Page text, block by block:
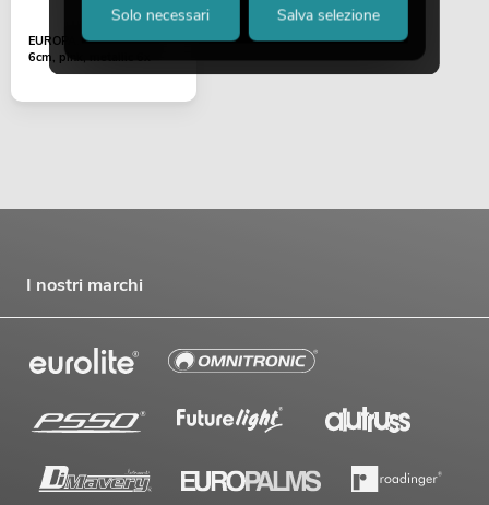
EUROPALMS Deco Ball
6cm, pink, metallic 6x
I nostri marchi
Solo necessari Salva selezione